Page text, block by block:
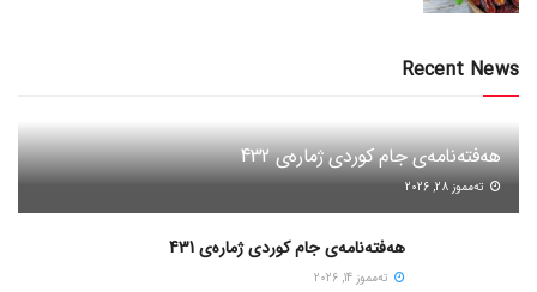
Recent News
هەفتەنامەی جام کوردی ژمارەی 432
ته‌مموز 28, 2026
هەفتەنامەی جام کوردی ژمارەی 431
ته‌مموز 14, 2026